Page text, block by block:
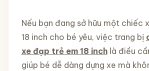
Nếu bạn đang sở hữu một chiếc
18 inch cho bé yêu, việc trang bị
xe đạp trẻ em 18 inchlà điều
giúp bé dễ dàng dựng xe mà